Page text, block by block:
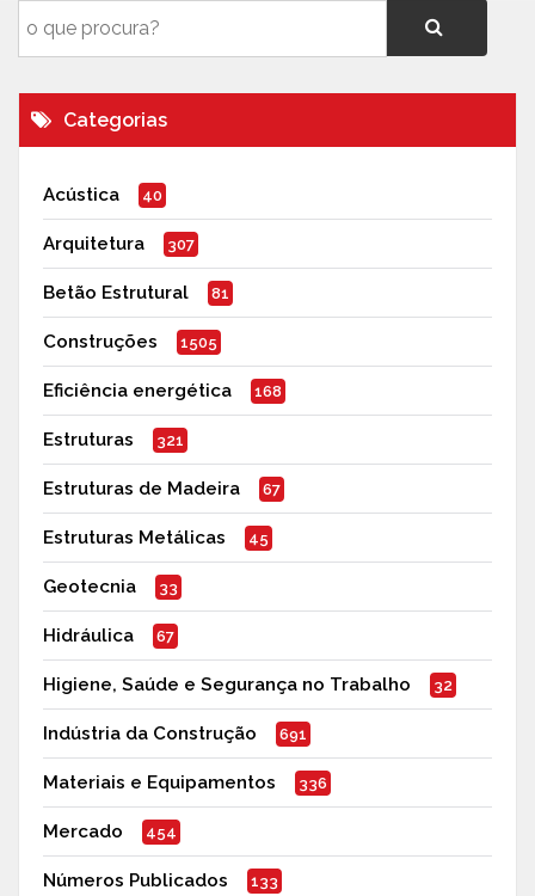
Categorias
Acústica 40
Arquitetura 307
Betão Estrutural 81
Construções 1505
Eficiência energética 168
Estruturas 321
Estruturas de Madeira 67
Estruturas Metálicas 45
Geotecnia 33
Hidráulica 67
Higiene, Saúde e Segurança no Trabalho 32
Indústria da Construção 691
Materiais e Equipamentos 336
Mercado 454
Números Publicados 133